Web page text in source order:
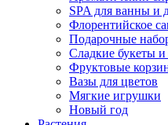
SPA для ванны и
Флорентийское
Подарочные
Сладкие букеты
Фруктовые
Вазы для цветов
Мягкие игрушки
Новый год